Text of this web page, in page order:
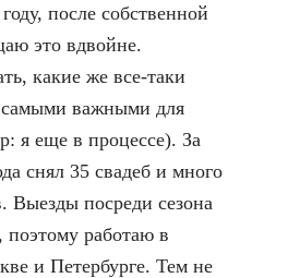
после собственной
это вдвойне.
какие же все-таки
самыми важными для
я еще в процессе). За
снял 35 свадеб и много
Выезды посреди сезона
работаю в
и Петербурге. Тем не